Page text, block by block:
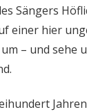
Sängers
einer hier
– und